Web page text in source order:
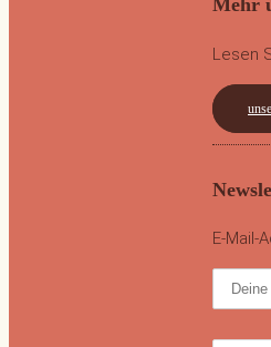
Lesen
E-Mail-